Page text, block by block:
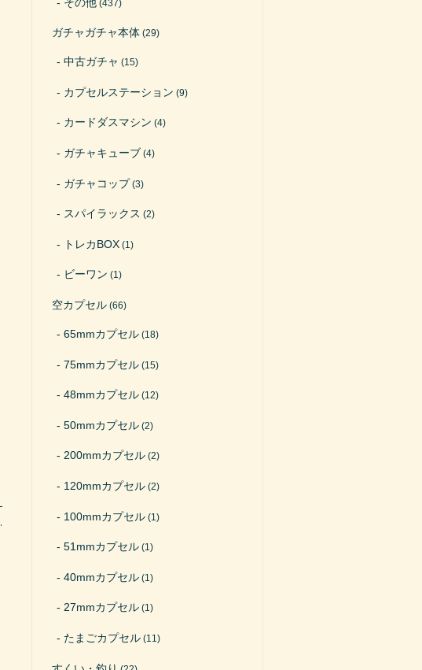
.
(437)
ガチャガチャ本体 (29)
中古ガチャ (15)
カプセルステーション (9)
カードダスマシン (4)
ガチャキューブ (4)
ガチャコップ(3)
スパイラックス (2)
トレカBOX (1)
ビーワン (1)
空カプセル (66)
65mmカプセル (18)
75mmカプセル (15)
48mmカプセル (12)
50mmカプセル (2)
200mmカプセル (2)
120mmカプセル (2)
100mmカプセル (1)
51mmカプセル (1)
40mmカプセル (1)
27mmカプセル (1)
たまごカプセル (11)